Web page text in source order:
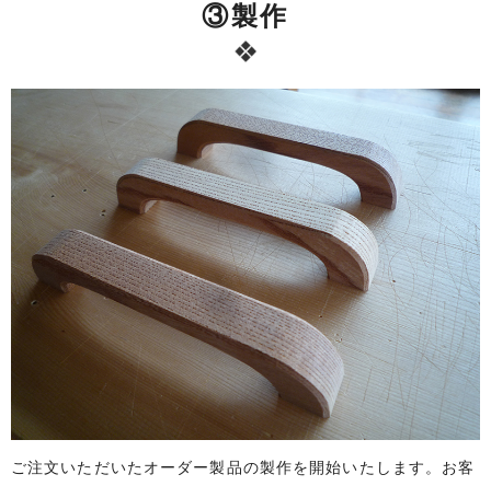
③製作
ご注文いただいたオーダー製品の製作を開始いたします。お客